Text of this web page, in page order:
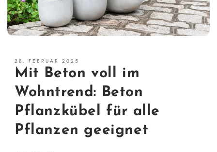
28. FEBRUAR 2025
Mit Beton voll im
Wohntrend: Beton
Pflanzkübel für alle
Pflanzen geeignet